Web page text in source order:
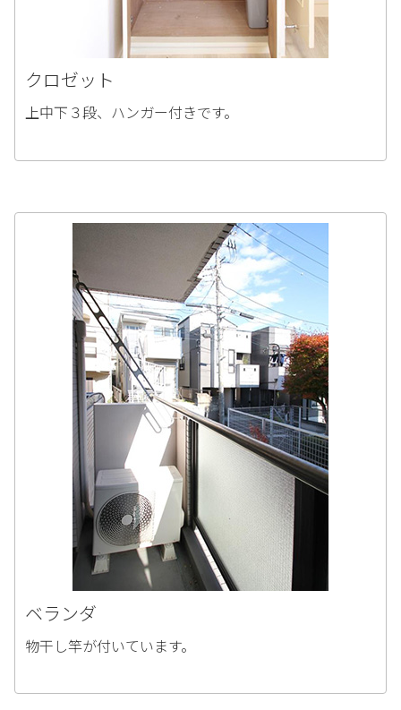
クロゼット
上中下３段、ハンガー付きです。
ベランダ
物干し竿が付いています。